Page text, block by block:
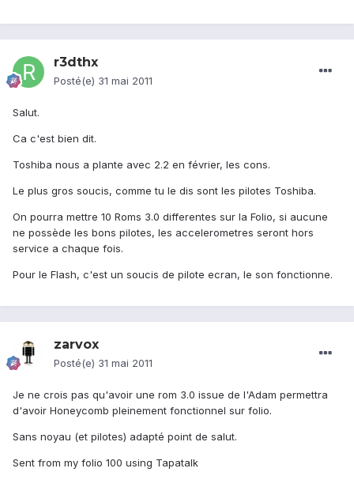
r3dthx
Posté(e) 31 mai 2011
Salut.
Ca c'est bien dit.
Toshiba nous a plante avec 2.2 en février, les cons.
Le plus gros soucis, comme tu le dis sont les pilotes Toshiba.
On pourra mettre 10 Roms 3.0 differentes sur la Folio, si aucune
ne possède les bons pilotes, les accelerometres seront hors
service a chaque fois.
Pour le Flash, c'est un soucis de pilote ecran, le son fonctionne.
zarvox
Posté(e) 31 mai 2011
Je ne crois pas qu'avoir une rom 3.0 issue de l'Adam permettra
d'avoir Honeycomb pleinement fonctionnel sur folio.
Sans noyau (et pilotes) adapté point de salut.
Sent from my folio 100 using Tapatalk